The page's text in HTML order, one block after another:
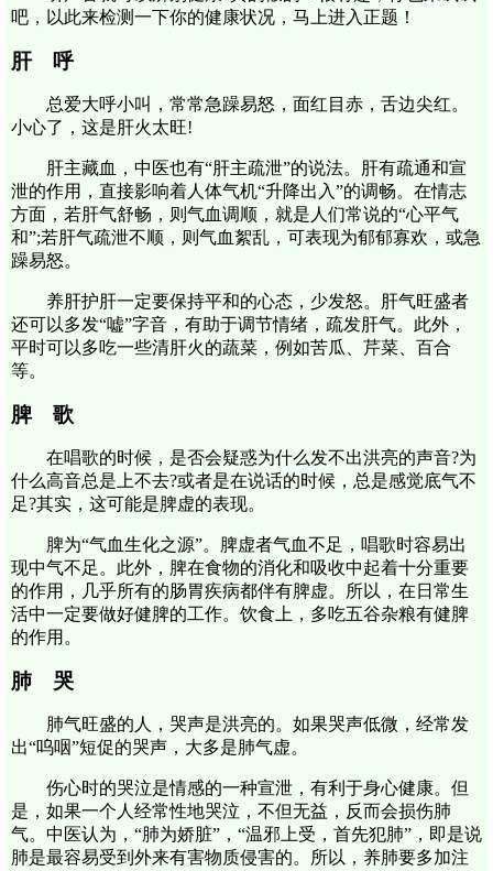
吧，以此来检测一下你的健康状况，马上进入正题！
肝 呼
总爱大呼小叫，常常急躁易怒，面红目赤，舌边尖红。
小心了，这是肝火太旺!
肝主藏血，中医也有“肝主疏泄”的说法。肝有疏通和宣
泄的作用，直接影响着人体气机“升降出入”的调畅。在情志
方面，若肝气舒畅，则气血调顺，就是人们常说的“心平气
和”;若肝气疏泄不顺，则气血絮乱，可表现为郁郁寡欢，或急
躁易怒。
养肝护肝一定要保持平和的心态，少发怒。肝气旺盛者
还可以多发“嘘”字音，有助于调节情绪，疏发肝气。此外，
平时可以多吃一些清肝火的蔬菜，例如苦瓜、芹菜、百合
等。
脾 歌
在唱歌的时候，是否会疑惑为什么发不出洪亮的声音?为
什么高音总是上不去?或者是在说话的时候，总是感觉底气不
足?其实，这可能是脾虚的表现。
脾为“气血生化之源”。脾虚者气血不足，唱歌时容易出
现中气不足。此外，脾在食物的消化和吸收中起着十分重要
的作用，几乎所有的肠胃疾病都伴有脾虚。所以，在日常生
活中一定要做好健脾的工作。饮食上，多吃五谷杂粮有健脾
的作用。
肺 哭
肺气旺盛的人，哭声是洪亮的。如果哭声低微，经常发
出“呜咽”短促的哭声，大多是肺气虚。
伤心时的哭泣是情感的一种宣泄，有利于身心健康。但
是，如果一个人经常性地哭泣，不但无益，反而会损伤肺
气。中医认为，“肺为娇脏”，“温邪上受，首先犯肺”，即是说
肺是最容易受到外来有害物质侵害的。所以，养肺要多加注